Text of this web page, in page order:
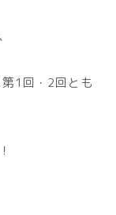
1回・2回とも